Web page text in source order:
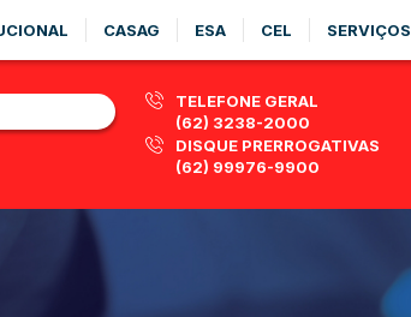
CASAG ESA CEL SERVIÇOS
TELEFONE GERAL
(62) 3238-2000
DISQUE PRERROGATIVAS
(62) 99976-9900